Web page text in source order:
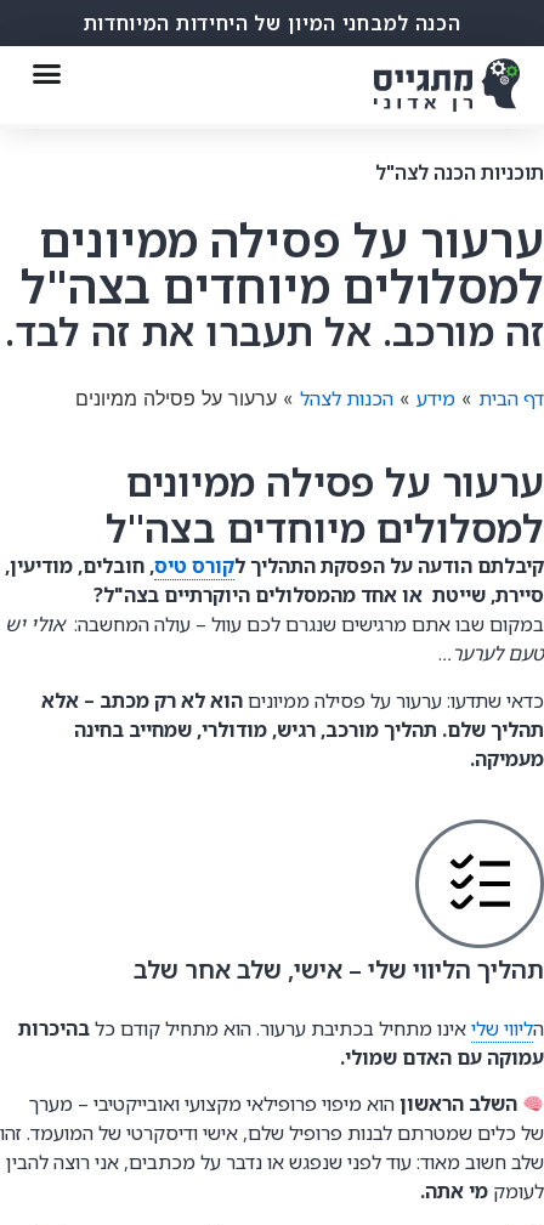
הכנה למבחני המיון של היחידות המיוחדות
תוכניות הכנה לצה"ל
ערעור על פסילה ממיונים
למסלולים מיוחדים בצה"ל​
זה מורכב. אל תעברו את זה לבד.
דף הבית » מידע » הכנות לצהל » ערעור על פסילה ממיונים
ערעור על פסילה ממיונים
למסלולים מיוחדים בצה"ל
קיבלתם הודעה על הפסקת התהליך לקורס טיס, חובלים, מודיעין,
סיירת, שייטת או אחד מהמסלולים היוקרתיים בצה"ל?
במקום שבו אתם מרגישים שנגרם לכם עוול – עולה המחשבה:אולי יש
טעם לערער...
כדאי שתדעו: ערעור על פסילה ממיוניםהוא לא רק מכתב – אלא
תהליך שלם. תהליך מורכב, רגיש, מודולרי, שמחייב בחינה
מעמיקה.
תהליך הליווי שלי – אישי, שלב אחר שלב
הליווי שליאינו מתחיל בכתיבת ערעור. הוא מתחיל קודם כלבהיכרות
עמוקה עם האדם שמולי.
השלב הראשוןהוא מיפוי פרופילאי מקצועי ואובייקטיבי – מערך
של כלים שמטרתם לבנות פרופיל שלם, אישי ודיסקרטי של המועמד. זהו
שלב חשוב מאוד: עוד לפני שנפגש או נדבר על מכתבים, אני רוצה להבין
לעומק מי אתה.